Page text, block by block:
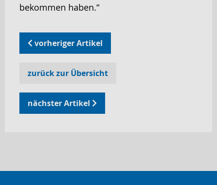
bekommen haben.“
vorheriger Artikel
zurück zur Übersicht
nächster Artikel